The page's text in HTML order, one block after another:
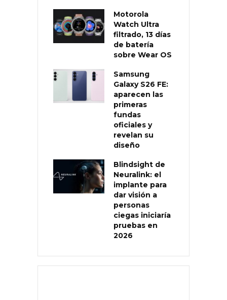
Motorola
Watch Ultra
filtrado, 13 días
de batería
sobre Wear OS
Samsung
Galaxy S26 FE:
aparecen las
primeras
fundas
oficiales y
revelan su
diseño
Blindsight de
Neuralink: el
implante para
dar visión a
personas
ciegas iniciaría
pruebas en
2026